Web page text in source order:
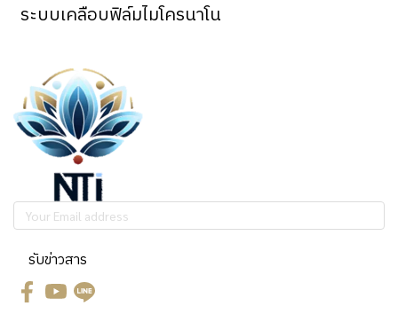
ระบบเคลือบฟิล์มไมโครนาโน
รับข่าวสาร